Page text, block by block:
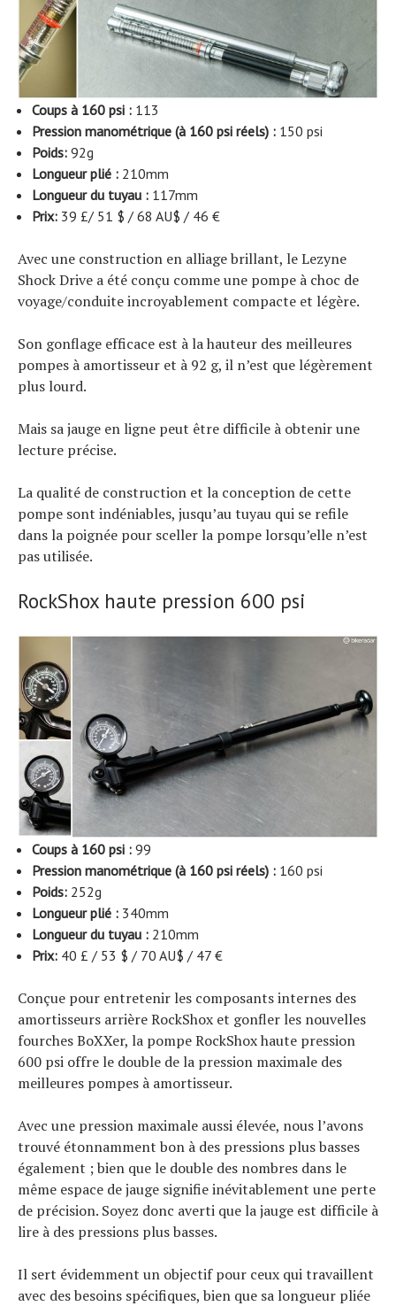
Coups à 160 psi : 113
Pression manométrique (à 160 psi réels) : 150 psi
Poids: 92g
Longueur plié : 210mm
Longueur du tuyau : 117mm
Prix: 39 £/ 51 $ / 68 AU$ / 46 €
Avec une construction en alliage brillant, le Lezyne
Shock Drive a été conçu comme une pompe à choc de
voyage/conduite incroyablement compacte et légère.
Son gonflage efficace est à la hauteur des meilleures
pompes à amortisseur et à 92 g, il n’est que légèrement
plus lourd.
Mais sa jauge en ligne peut être difficile à obtenir une
lecture précise.
La qualité de construction et la conception de cette
pompe sont indéniables, jusqu’au tuyau qui se refile
dans la poignée pour sceller la pompe lorsqu’elle n’est
pas utilisée.
RockShox haute pression 600 psi
Coups à 160 psi : 99
Pression manométrique (à 160 psi réels) : 160 psi
Poids: 252g
Longueur plié : 340mm
Longueur du tuyau : 210mm
Prix: 40 £ / 53 $ / 70 AU$ / 47 €
Conçue pour entretenir les composants internes des
amortisseurs arrière RockShox et gonfler les nouvelles
fourches BoXXer, la pompe RockShox haute pression
600 psi offre le double de la pression maximale des
meilleures pompes à amortisseur.
Avec une pression maximale aussi élevée, nous l’avons
trouvé étonnamment bon à des pressions plus basses
également ; bien que le double des nombres dans le
même espace de jauge signifie inévitablement une perte
de précision. Soyez donc averti que la jauge est difficile à
lire à des pressions plus basses.
Il sert évidemment un objectif pour ceux qui travaillent
avec des besoins spécifiques, bien que sa longueur pliée